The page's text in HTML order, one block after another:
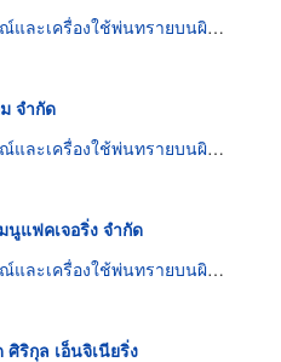
ละเครื่องใช้พ่นทรายบนผิวโลหะ
จำกัด
ละเครื่องใช้พ่นทรายบนผิวโลหะ
นูแฟคเจอริ่ง จำกัด
ละเครื่องใช้พ่นทรายบนผิวโลหะ
ริกุล เอ็นจิเนียริ่ง